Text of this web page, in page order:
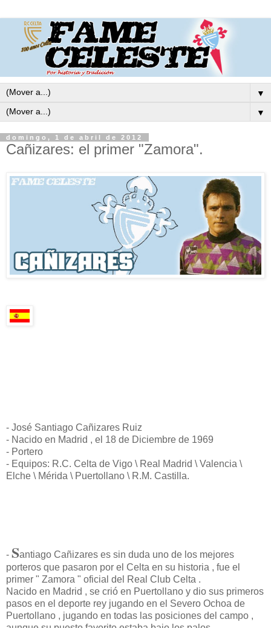
▼
▼
domingo, 1 de abril de 2012
Cañizares: el primer "Zamora".
- José Santiago Cañizares Ruiz
- Nacido en Madrid , el 18 de Diciembre de 1969
- Portero
- Equipos: R.C. Celta de Vigo \ Real Madrid \ Valencia \
Elche \ Mérida \ Puertollano \ R.M. Castilla.
- Santiago Cañizares es sin duda uno de los mejores
porteros que pasaron por el Celta en su historia , fue el
primer " Zamora " oficial del Real Club Celta .
Nacido en Madrid , se crió en Puertollano y dio sus primeros
pasos en el deporte rey jugando en el Severo Ochoa de
Puertollano , jugando en todas las posiciones del campo ,